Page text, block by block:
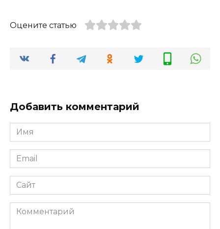
Оцените статью
Добавить комментарий
Имя
*
Email
*
Сайт
Комментарий